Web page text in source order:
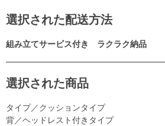
選択された配送方法
組み立てサービス付き ラクラク納品
選択された商品
タイプ／クッションタイプ
背／ヘッドレスト付きタイプ